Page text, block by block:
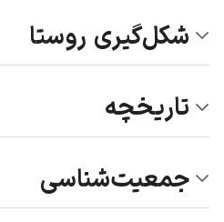
شکل‌گیری روستا
تاریخچه
جمعیت‌شناسی